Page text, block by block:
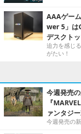
AAAゲー
wer 5」は
デスクト
迫力を感じ
がたい！
今週発売
『
ァンタジ
今週発売の